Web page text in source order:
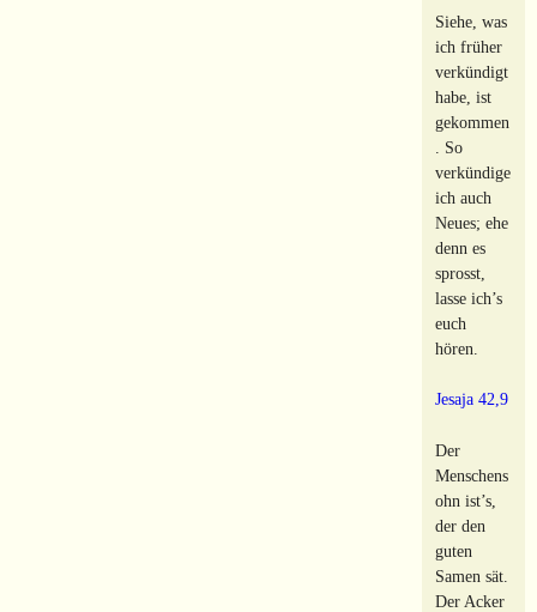
Siehe, was
ich früher
verkündigt
habe, ist
gekommen
. So
verkündige
ich auch
Neues; ehe
denn es
sprosst,
lasse ich’s
euch
hören.
Jesaja 42,9
Der
Menschens
ohn ist’s,
der den
guten
Samen sät.
Der Acker